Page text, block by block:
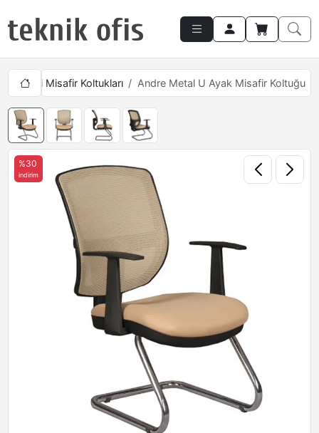
Fileli Misafir Koltukları Andre Metal U Ayak Misafir Koltuğu
%30
indirim